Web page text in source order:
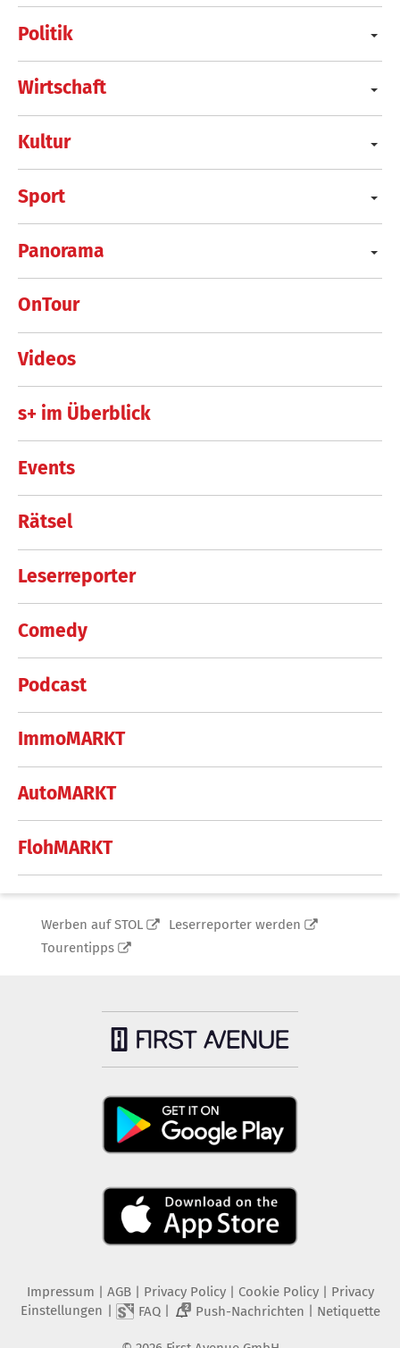
Politik
Wirtschaft
Kultur
Sport
Panorama
OnTour
Videos
s+ im Überblick
Events
Rätsel
Leserreporter
Comedy
Podcast
ImmoMARKT
AutoMARKT
FlohMARKT
Werben auf STOL
Leserreporter werden
Tourentipps
Impressum | AGB | Privacy Policy| Cookie Policy| Privacy
Einstellungen | FAQ| 2 Push-Nachrichten | Netiquette